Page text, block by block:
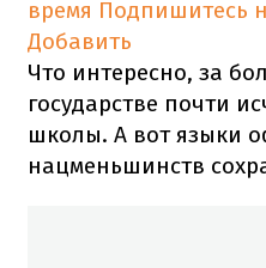
время Подпишитесь
Добавить
Что интересно, за
государстве почти
школы. А вот языки
нацменьшинств